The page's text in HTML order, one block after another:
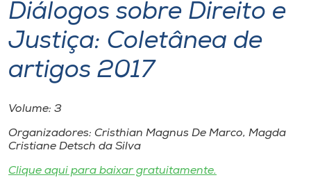
CPA
Rádio
Museu
Diálogos sobre Direito e
Justiça: Coletânea de
artigos 2017
Volume: 3
Organizadores: Cristhian Magnus De Marco, Magda
Cristiane Detsch da Silva
Clique aqui para baixar gratuitamente.